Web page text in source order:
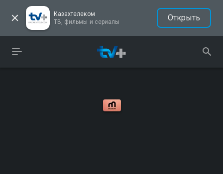
Казахтелеком
ТВ, фильмы и сериалы
Открыть